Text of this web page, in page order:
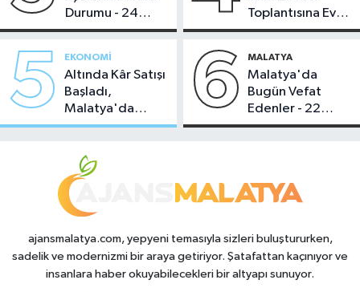
Durumu - 24
Temmuz 2026
Toplantısına Ev
Sahipliği Yaptı
5 EKONOMI
Altında Kâr Satışı
Başladı,
Malatya'da
Makas Ne
6 MALATYA
Malatya'da
Bugün Vefat
Edenler - 22
Temmuz 2026
ajansmalatya.com, yepyeni temasıyla sizleri buluştururken,
sadelik ve modernizmi bir araya getiriyor. Şatafattan kaçınıyor ve
insanlara haber okuyabilecekleri bir altyapı sunuyor.